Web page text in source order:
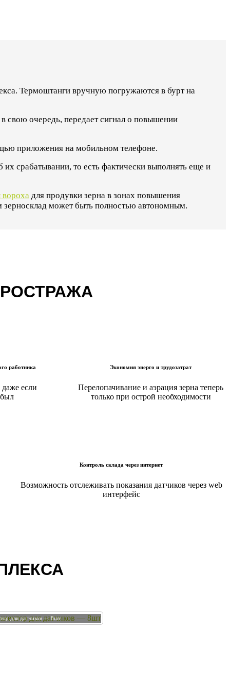
Термоштанги вручную погружаются в бурт на
свою очередь, передает сигнал о повышении
приложения на мобильном телефоне.
срабатывании, то есть фактически выполнять еще и
вороха для продувки зерна в зонах повышения
зерносклад может быть полностью автономным.
работника
даже если
Экономия энерго и трудозатрат
Перелопачивание и аэрация зерна теперь
только при острой необходимости
Контроль склада через интернет
Возможность отслеживать показания датчиков через web
интерфейс
для датчиков — 8шт